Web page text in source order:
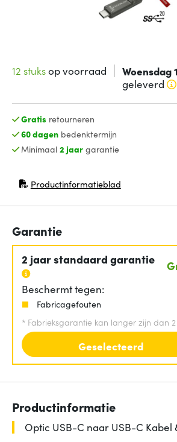
12 stuksop voorraad Woensdag
geleverd
Gratis retourneren
60 dagenbedenktermijn
Minimaal 2 jaargarantie
Productinformatieblad
(opent in nieuw venster)
Garantie
2 jaar standaard garantie
Beschermt tegen:
Fabricagefouten
* Fabrieksgarantie kan langer zijn dan
Geselecteerd
Productinformatie
Optic USB-C naar USB-C Kabel